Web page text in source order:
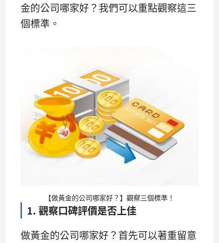
金的公司哪家好？我們可以重點觀察這三
個標準。
【做黃金的公司哪家好？】觀察三個標準！
1. 觀察口碑評價是否上佳
做黃金的公司哪家好？首先可以著重留意